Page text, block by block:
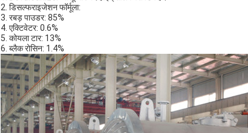
2. डिसल्फराइजेशन फॉर्मूला:
3. रबड़ पाउडर: 85%
4. एक्टिवेटर: 0.6%
5. कोयला टार: 13%
6. ब्लैक रोसिन: 1.4%